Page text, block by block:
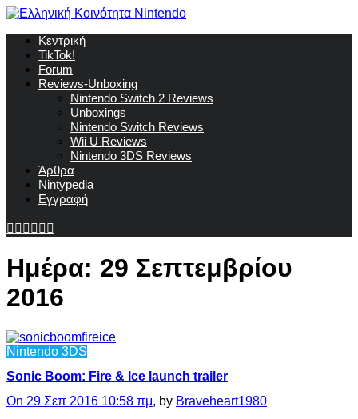
Κεντρική
TikTok!
Forum
Reviews-Unboxing
Nintendo Switch 2 Reviews
Unboxings
Nintendo Switch Reviews
Wii U Reviews
Nintendo 3DS Reviews
Άρθρα
Nintypedia
Εγγραφή
Ημέρα: 29 Σεπτεμβρίου
2016
Nintendo 3DS
Sonic Boom: Fire & Ice launch trailer
On 29 Σεπ 2016 10:58 πμ, by Braveheart1980